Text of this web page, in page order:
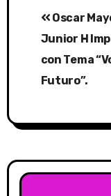
Oscar
Junior H
con Tema
Futuro”.